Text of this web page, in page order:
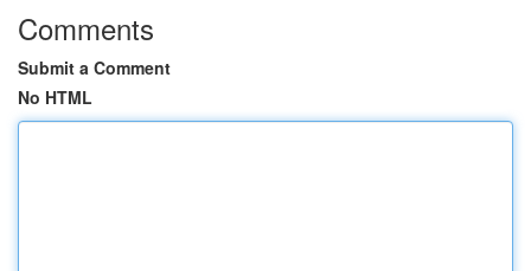
Comments
Submit a Comment
No HTML